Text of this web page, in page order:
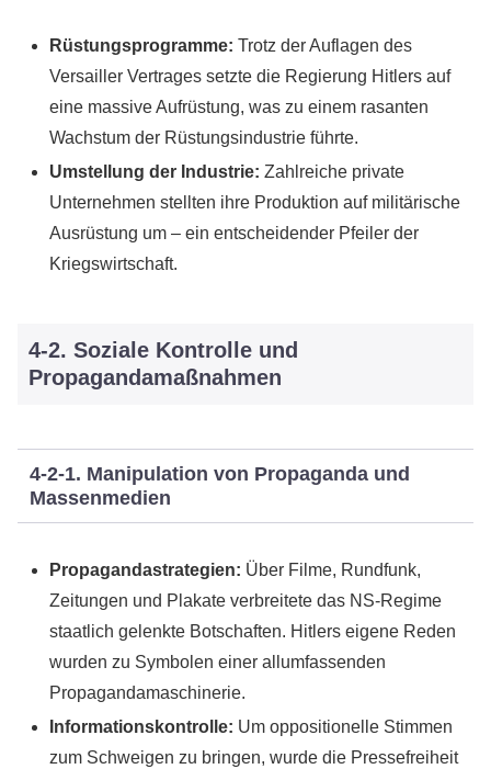
Rüstungsprogramme: Trotz der Auflagen des
Versailler Vertrages setzte die Regierung Hitlers auf
eine massive Aufrüstung, was zu einem rasanten
Wachstum der Rüstungsindustrie führte.
Umstellung der Industrie: Zahlreiche private
Unternehmen stellten ihre Produktion auf militärische
Ausrüstung um – ein entscheidender Pfeiler der
Kriegswirtschaft.
4-2. Soziale Kontrolle und
Propagandamaßnahmen
4-2-1. Manipulation von Propaganda und
Massenmedien
Propagandastrategien: Über Filme, Rundfunk,
Zeitungen und Plakate verbreitete das NS-Regime
staatlich gelenkte Botschaften. Hitlers eigene Reden
wurden zu Symbolen einer allumfassenden
Propagandamaschinerie.
Informationskontrolle: Um oppositionelle Stimmen
zum Schweigen zu bringen, wurde die Pressefreiheit